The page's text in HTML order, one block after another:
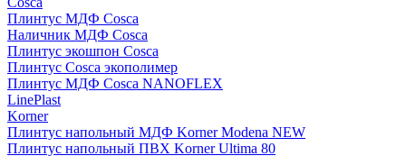
Плинтус МДФ Cosca
Наличник МДФ Cosca
Плинтус экошпон Cosca
Плинтус Cosca экополимер
Плинтус МДФ Cosca NANOFLEX
LinePlast
Korner
Плинтус напольный МДФ Korner Modena NEW
Плинтус напольный ПВХ Korner Ultima 80